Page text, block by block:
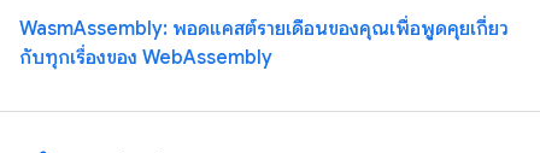
WasmAssembly: พอดแคสต์รายเดือนของคุณเพื่อพูดคุยเกี่ยว
กับทุกเรื่องของ WebAssembly